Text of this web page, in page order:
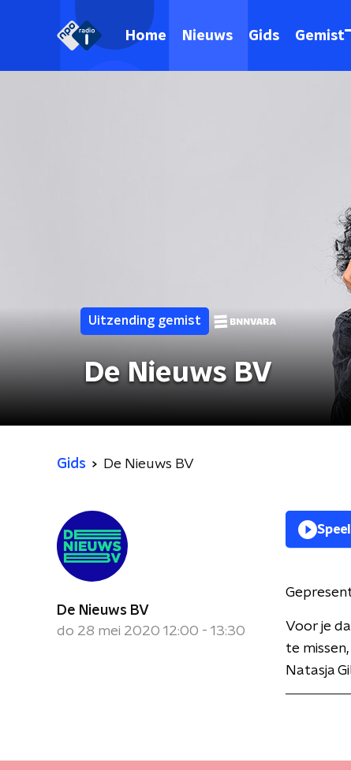
Home Nieuws Gids Gemist
Uitzending gemist
De Nieuws BV
Gids De Nieuws BV
De Nieuws BV
do 28 mei 2020 12:00 - 13:30
Voor je
te
Natasja